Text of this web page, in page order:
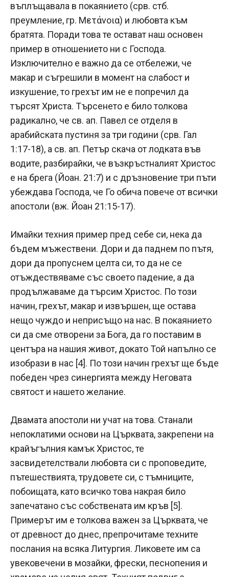
въплъщавала в покаянието (срв. стб.
преумление, гр. Μετάνοια) и любовта към
братята. Поради това те остават наш основен
пример в отношението ни с Господа.
Изключително е важно да се отбележи, че
макар и съгрешили в момент на слабост и
изкушение, то грехът им не е попречил да
търсят Христа. Търсенето е било толкова
радикално, че св. ап. Павел се отделя в
арабийската пустиня за три години (срв. Гал
1:17-18), а св. ап. Петър скача от лодката във
водите, разбирайки, че възкръстналият Христос
е на брега (Йоан. 21:7) и с дръзновение три пъти
убеждава Господа, че Го обича повече от всички
апостоли (вж. Йоан 21:15-17).
Имайки техния пример пред себе си, нека да
бъдем мъжествени. Дори и да паднем по пътя,
дори да пропуснем целта си, то да не се
отъждествяваме със своето падение, а да
продължаваме да търсим Христос. По този
начин, грехът, макар и извършен, ще остава
нещо чуждо и неприсъщо на нас. В покаянието
си да сме отворени за Бога, да го поставим в
центъра на нашия живот, докато Той напълно се
изобрази в нас [4]. По този начин грехът ще бъде
победен чрез синергията между Неговата
святост и нашето желание.
Двамата апостоли ни учат на това. Станали
непоклатими основи на Църквата, закрепени на
крайъгълния камък Христос, те
засвидетелствали любовта си с проповедите,
пътешествията, трудовете си, с тъмниците,
побоищата, като всичко това накрая било
запечатано със собствената им кръв [5].
Примерът им е толкова важен за Църквата, че
от древност до днес, препрочитаме техните
послания на всяка Литургия. Ликовете им са
увековечени в мозайки, фрески, песнопения и